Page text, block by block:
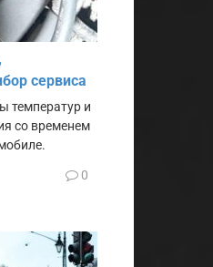
сервиса
температур и
со временем
0